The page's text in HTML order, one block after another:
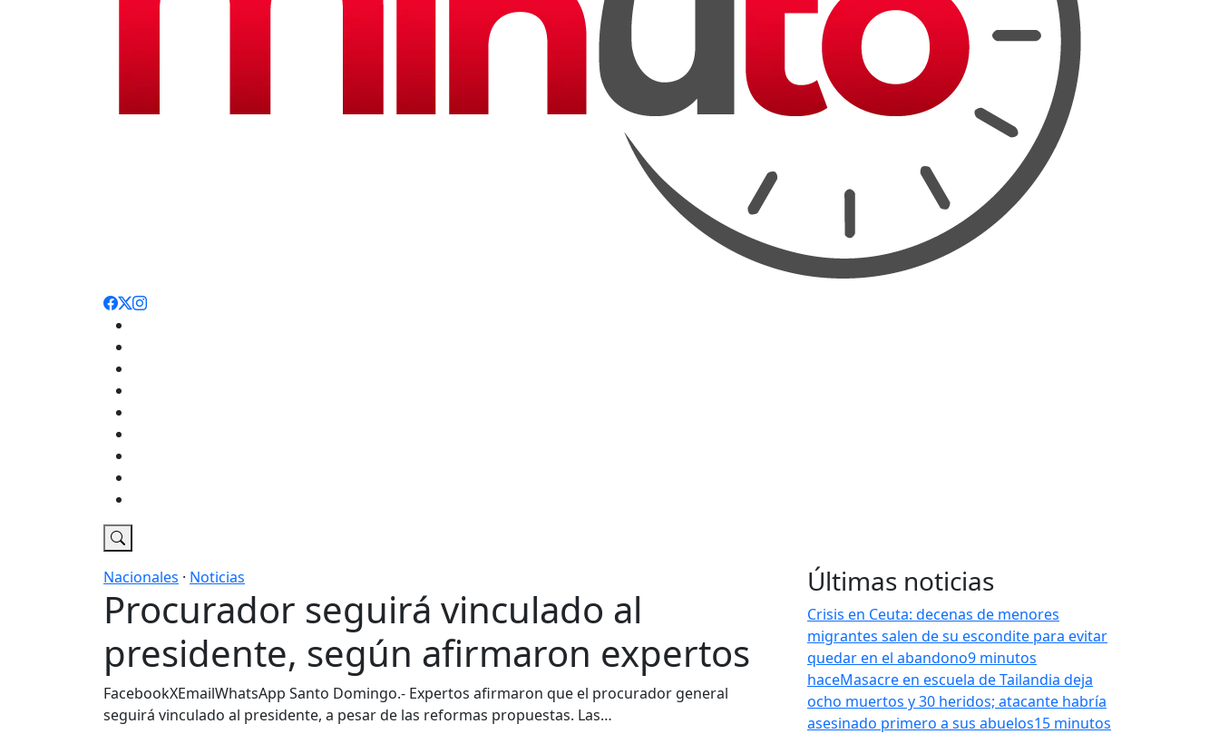
Nacionales · Noticias
Procurador seguirá vinculado al
presidente, según afirmaron expertos
FacebookXEmailWhatsApp Santo Domingo.- Expertos afirmaron que el procurador general
seguirá vinculado al presidente, a pesar de las reformas propuestas. Las…
Últimas noticias
Crisis en Ceuta: decenas de menores
migrantes salen de su escondite para evitar
quedar en el abandono9 minutos
haceMasacre en escuela de Tailandia deja
ocho muertos y 30 heridos; atacante habría
asesinado primero a sus abuelos15 minutos